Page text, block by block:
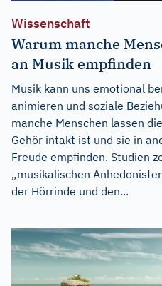
Wissenschaft
Warum manche
an Musik empfinden
Musik kann uns emotional
animieren und soziale
manche Menschen lassen
Gehör intakt ist und sie in
Freude empfinden. Studien
„musikalischen
der Hörrinde und den...